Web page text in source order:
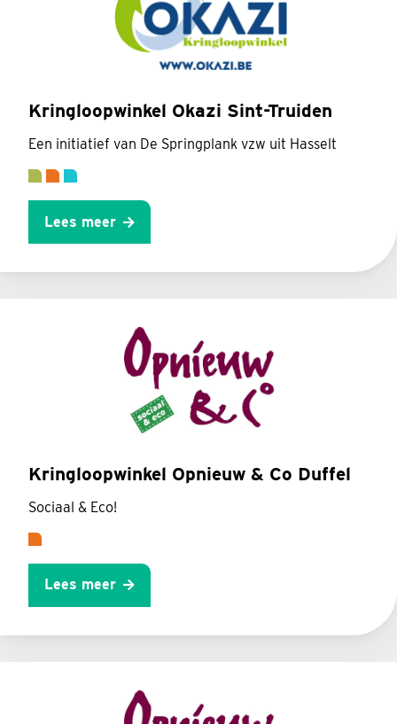
Kringloopwinkel Okazi Sint-Truiden
Een initiatief van De Springplank vzw uit Hasselt
Lees meer
Kringloopwinkel Opnieuw & Co Duffel
Sociaal & Eco!
Lees meer